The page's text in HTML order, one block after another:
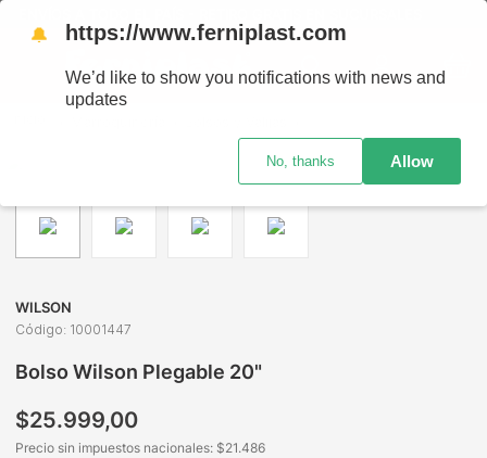
WILSON
Código: 10001447
Bolso Wilson Plegable 20"
$25.999,00
Precio sin impuestos nacionales: $21.486
🔔 https://www.ferniplast.com
We’d like to show you notifications with news and
updates
No, thanks Allow